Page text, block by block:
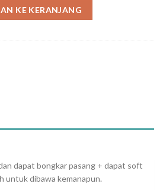
KE KERANJANG
dapat bongkar pasang + dapat soft
untuk dibawa kemanapun.